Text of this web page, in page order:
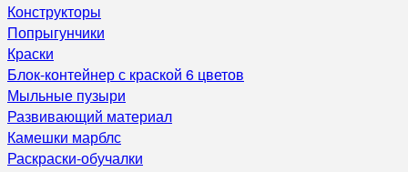
Конструкторы
Попрыгунчики
Краски
Блок-контейнер с краской 6 цветов
Мыльные пузыри
Развивающий материал
Камешки марблс
Раскраски-обучалки